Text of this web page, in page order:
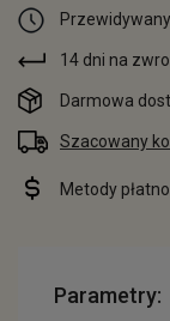
14 dni na
Darmowa
Szacowany
Metody
Parametry: